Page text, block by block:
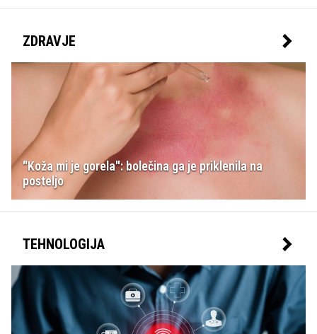
ZDRAVJE
"Koža mi je gorela": bolečina ga je priklenila na
posteljo
TEHNOLOGIJA